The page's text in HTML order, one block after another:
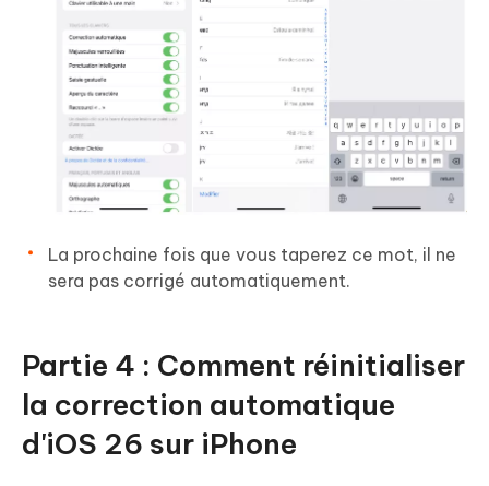
La prochaine fois que vous taperez ce mot, il ne
sera pas corrigé automatiquement.
Partie 4 : Comment réinitialiser
la correction automatique
d'iOS 26 sur iPhone